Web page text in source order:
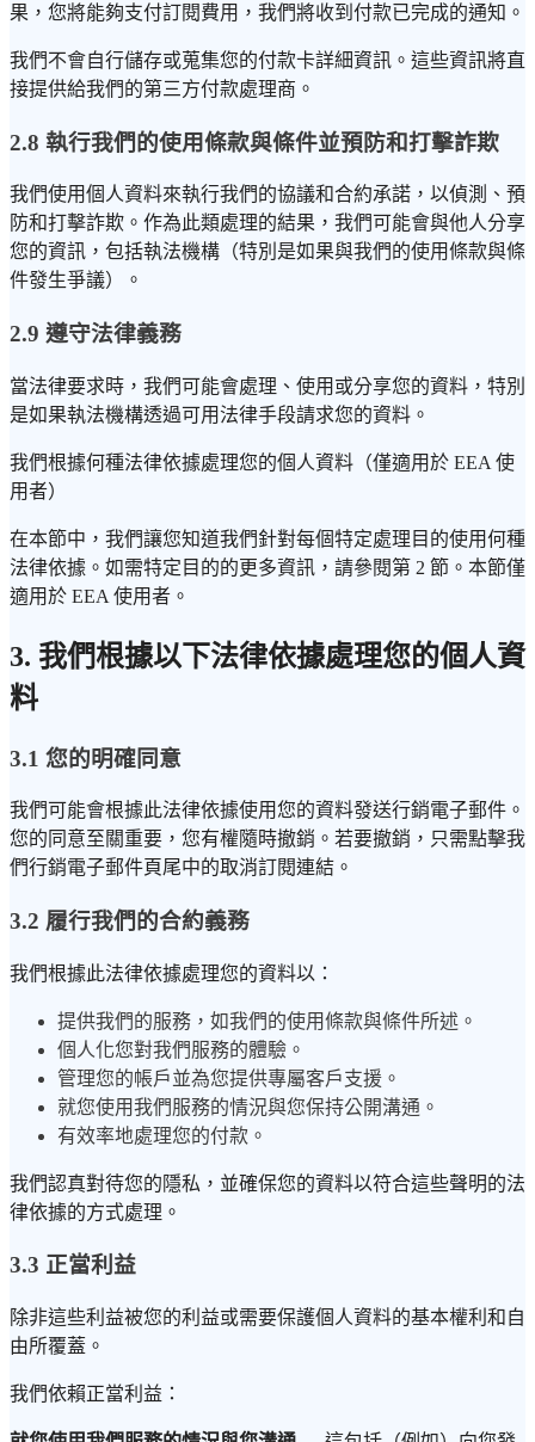
果，您將能夠支付訂閱費用，我們將收到付款已完成的通知。
我們不會自行儲存或蒐集您的付款卡詳細資訊。這些資訊將直
接提供給我們的第三方付款處理商。
2.8 執行我們的使用條款與條件並預防和打擊詐欺
我們使用個人資料來執行我們的協議和合約承諾，以偵測、預
防和打擊詐欺。作為此類處理的結果，我們可能會與他人分享
您的資訊，包括執法機構（特別是如果與我們的使用條款與條
件發生爭議）。
2.9 遵守法律義務
當法律要求時，我們可能會處理、使用或分享您的資料，特別
是如果執法機構透過可用法律手段請求您的資料。
我們根據何種法律依據處理您的個人資料（僅適用於 EEA 使
用者）
在本節中，我們讓您知道我們針對每個特定處理目的使用何種
法律依據。如需特定目的的更多資訊，請參閱第 2 節。本節僅
適用於 EEA 使用者。
3. 我們根據以下法律依據處理您的個人資
料
3.1 您的明確同意
我們可能會根據此法律依據使用您的資料發送行銷電子郵件。
您的同意至關重要，您有權隨時撤銷。若要撤銷，只需點擊我
們行銷電子郵件頁尾中的取消訂閱連結。
3.2 履行我們的合約義務
我們根據此法律依據處理您的資料以：
提供我們的服務，如我們的使用條款與條件所述。
個人化您對我們服務的體驗。
管理您的帳戶並為您提供專屬客戶支援。
就您使用我們服務的情況與您保持公開溝通。
有效率地處理您的付款。
我們認真對待您的隱私，並確保您的資料以符合這些聲明的法
律依據的方式處理。
3.3 正當利益
除非這些利益被您的利益或需要保護個人資料的基本權利和自
由所覆蓋。
我們依賴正當利益：